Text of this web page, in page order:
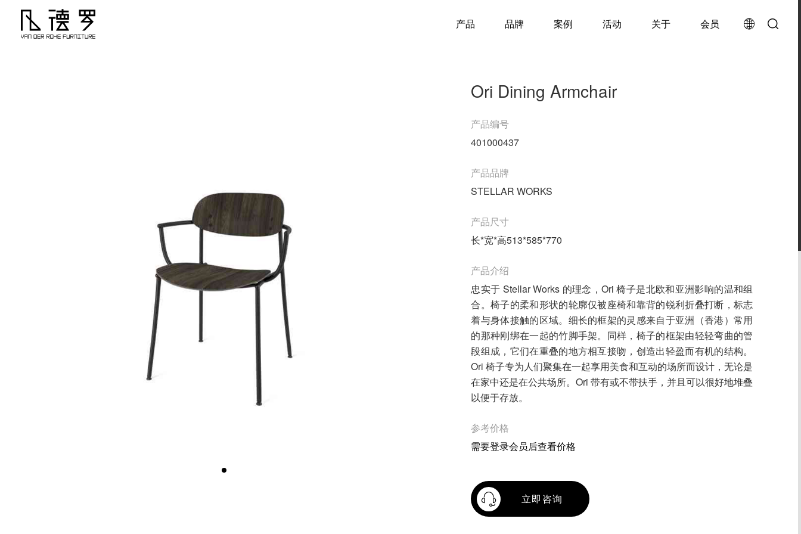
产品 品牌 案例 活动 关于 会员
Ori Dining Armchair
产品编号
401000437
产品品牌
STELLAR WORKS
产品尺寸
长*宽*高513*585*770
产品介绍
忠实于 Stellar Works 的理念，Ori 椅子是北欧和亚洲影响的温和组
合。椅子的柔和形状的轮廓仅被座椅和靠背的锐利折叠打断，标志
着与身体接触的区域。细长的框架的灵感来自于亚洲（香港）常用
的那种刚绑在一起的竹脚手架。同样，椅子的框架由轻轻弯曲的管
段组成，它们在重叠的地方相互接吻，创造出轻盈而有机的结构。
Ori 椅子专为人们聚集在一起享用美食和互动的场所而设计，无论是
在家中还是在公共场所。Ori 带有或不带扶手，并且可以很好地堆叠
以便于存放。
参考价格
需要登录会员后查看价格
立即咨询